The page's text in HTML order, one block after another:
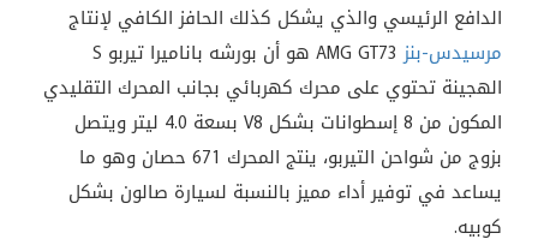
الدافع الرئيسي والذي يشكل كذلك الحافز الكافي لإنتاج
مرسيدس-بنز
AMG GT73 هو أن بورشه باناميرا تيربو S
الهجينة تحتوي على محرك كهربائي بجانب المحرك التقليدي
المكون من 8 إسطوانات بشكل V8 بسعة 4.0 ليتر ويتصل
بزوج من شواحن التيربو، ينتج المحرك 671 حصان وهو ما
يساعد في توفير أداء مميز بالنسبة لسيارة صالون بشكل
كوبيه.